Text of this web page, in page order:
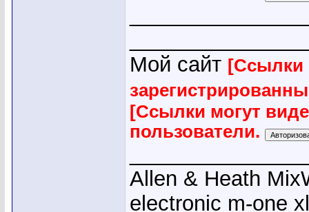
Мой сайт [Ссылки
[Ссылки могут
пользователи.
Allen & Heath
electronic m-one